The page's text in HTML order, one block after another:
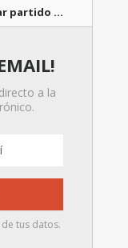
partido …
a la
tus datos.